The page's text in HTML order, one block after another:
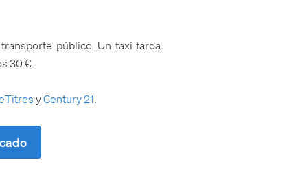
público. Un taxi tarda
30 €.
yCentury 21